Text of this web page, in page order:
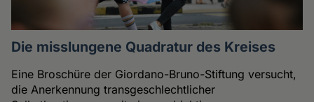
Die misslungene Quadratur des Kreises
Eine Broschüre der Giordano-Bruno-Stiftung versucht,
die Anerkennung transgeschlechtlicher